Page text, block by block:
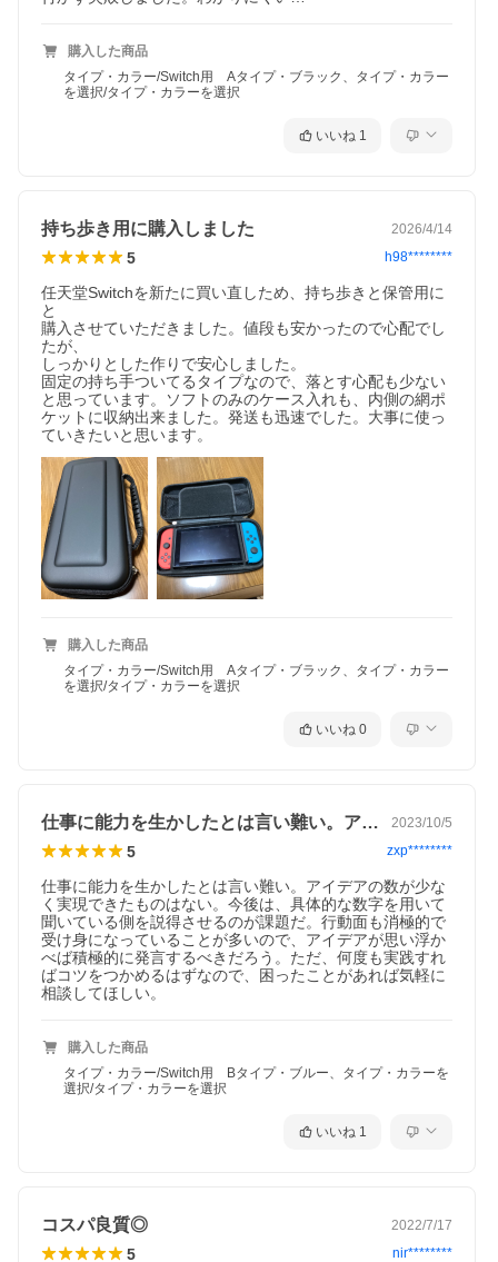
購入した商品
タイプ・カラー/Switch用 Aタイプ・ブラック、タイプ・カラー
を選択/タイプ・カラーを選択
いいね 1
持ち歩き用に購入しました 2026/4/14
5 h98********
任天堂Switchを新たに買い直しため、持ち歩きと保管用に
と
購入させていただきました。値段も安かったので心配でし
たが、
しっかりとした作りで安心しました。
固定の持ち手ついてるタイプなので、落とす心配も少ない
と思っています。ソフトのみのケース入れも、内側の網ポ
ケットに収納出来ました。発送も迅速でした。大事に使っ
ていきたいと思います。
購入した商品
タイプ・カラー/Switch用 Aタイプ・ブラック、タイプ・カラー
を選択/タイプ・カラーを選択
いいね 0
仕事に能力を生かしたとは言い難い。アイ… 2023/10/5
5 zxp********
仕事に能力を生かしたとは言い難い。アイデアの数が少な
く実現できたものはない。今後は、具体的な数字を用いて
聞いている側を説得させるのが課題だ。行動面も消極的で
受け身になっていることが多いので、アイデアが思い浮か
べば積極的に発言するべきだろう。ただ、何度も実践すれ
ばコツをつかめるはずなので、困ったことがあれば気軽に
相談してほしい。
購入した商品
タイプ・カラー/Switch用 Bタイプ・ブルー、タイプ・カラーを
選択/タイプ・カラーを選択
いいね 1
コスパ良質◎ 2022/7/17
5 nir********